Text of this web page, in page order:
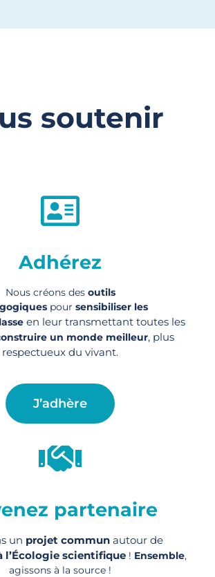
soutenir
Adhérez
Nous créons des outils
pour sensibiliser les
en leur transmettant toutes les
un monde meilleur, plus
respectueux du vivant.
J’adhère
partenaire
un projet communautour de
l’Écologie scientifique ! Ensemble,
agissons à la source !